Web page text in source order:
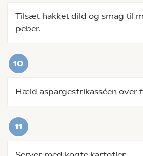
Tilsæt hakket dild og smag til
peber.
Hæld aspargesfrikasséen over